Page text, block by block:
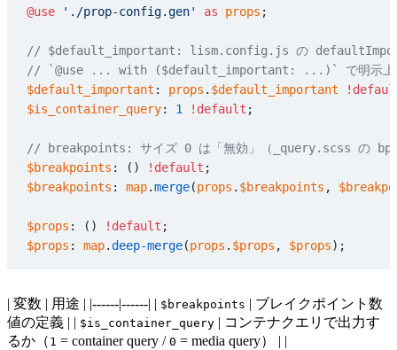
@use './prop-config.gen' as props ;
// $default_important: lism.config.js の
// `@use ... with ($default_important: ...)` で明示上書き
$default_important : props . $default_important
$is_container_query: 1 !default ;
// breakpoints: サイズ 0 は「無効」（_query.scss の bp-
$breakpoints : () !default ;
$breakpoints : map.merge(props . $breakpoints ,
$props : () !default ;
$props : map.deep-merge(props . $props , $props);
| 変数 | 用途 | |------|------| | $breakpoints | ブレイクポイント数
値の定義 | | $is_container_query | コンテナクエリで出力す
るか（ 1 = container query / 0 = media query） | |